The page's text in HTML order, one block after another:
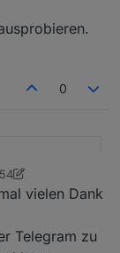
habe ich
0
misanorot/
vielen Dank
Telegram zu